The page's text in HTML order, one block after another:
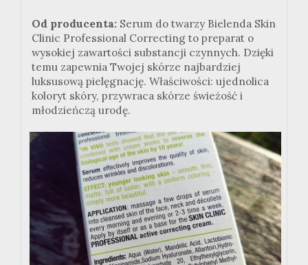
Od producenta: Serum do twarzy Bielenda Skin
Clinic Professional Correcting to preparat o
wysokiej zawartości substancji czynnych. Dzięki
temu zapewnia Twojej skórze najbardziej
luksusową pielęgnację. Właściwości: ujednolica
koloryt skóry, przywraca skórze świeżość i
młodzieńczą urodę.